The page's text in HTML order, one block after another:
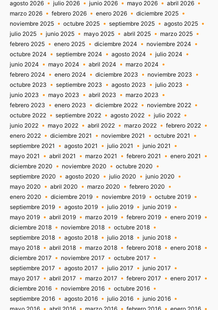
agosto 2026 julio 2026 junio 2026 mayo 2026
abril 2026
marzo 2026
febrero 2026 enero 2026
diciembre 2025
noviembre 2025
octubre 2025 septiembre 2025
agosto 2025
julio 2025
junio 2025 mayo 2025 abril 2025
marzo 2025
febrero 2025
enero 2025 diciembre 2024
noviembre 2024
octubre 2024
septiembre 2024 agosto 2024
julio 2024
junio 2024
mayo 2024 abril 2024
marzo 2024
febrero 2024
enero 2024 diciembre 2023
noviembre 2023
octubre 2023
septiembre 2023 agosto 2023
julio 2023
junio 2023
mayo 2023 abril 2023
marzo 2023
febrero 2023
enero 2023 diciembre 2022
noviembre 2022
octubre 2022
septiembre 2022 agosto 2022
julio 2022
junio 2022
mayo 2022 abril 2022 marzo 2022
febrero 2022
enero 2022
diciembre 2021 noviembre 2021
octubre 2021
septiembre 2021
agosto 2021 julio 2021
junio 2021
mayo 2021
abril 2021 marzo 2021 febrero 2021
enero 2021
diciembre 2020
noviembre 2020
octubre 2020
septiembre 2020
agosto 2020 julio 2020
junio 2020
mayo 2020
abril 2020 marzo 2020
febrero 2020
enero 2020
diciembre 2019 noviembre 2019
octubre 2019
septiembre 2019
agosto 2019 julio 2019
junio 2019
mayo 2019
abril 2019 marzo 2019 febrero 2019
enero 2019
diciembre 2018
noviembre 2018
octubre 2018
septiembre 2018
agosto 2018 julio 2018
junio 2018
mayo 2018
abril 2018 marzo 2018 febrero 2018
enero 2018
diciembre 2017
noviembre 2017
octubre 2017
septiembre 2017
agosto 2017 julio 2017
junio 2017
mayo 2017
abril 2017 marzo 2017 febrero 2017
enero 2017
diciembre 2016
noviembre 2016
octubre 2016
septiembre 2016
agosto 2016 julio 2016
junio 2016